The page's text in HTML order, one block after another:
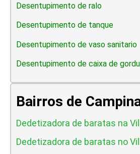
Desentupimento de ralo
Desentupimento de tanque
Desentupimento de vaso sanitario
Desentupimento de caixa de
Bairros de
Dedetizadora de baratas na
Dedetizadora de baratas no